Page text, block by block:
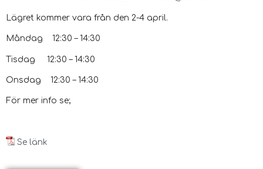
Lägret kommer vara från den 2-4 april.
Måndag 12:30 – 14:30
Tisdag 12:30 – 14:30
Onsdag 12:30 – 14:30
För mer info se;
Se länk